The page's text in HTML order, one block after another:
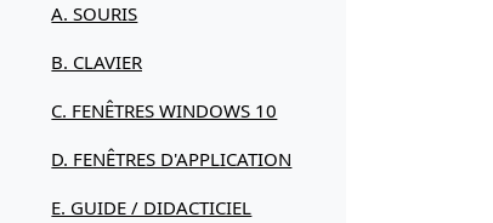
A. SOURIS
B. CLAVIER
C. FENÊTRES WINDOWS 10
D. FENÊTRES D'APPLICATION
E. GUIDE / DIDACTICIEL